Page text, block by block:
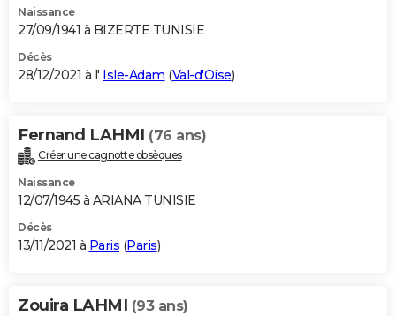
Naissance
27/09/1941 à BIZERTE TUNISIE
Décès
28/12/2021 à l' Isle-Adam (Val-d'Oise)
Fernand LAHMI (76 ans)
Créer une cagnotte obsèques
Naissance
12/07/1945 à ARIANA TUNISIE
Décès
13/11/2021 à Paris (Paris)
Zouira LAHMI (93 ans)